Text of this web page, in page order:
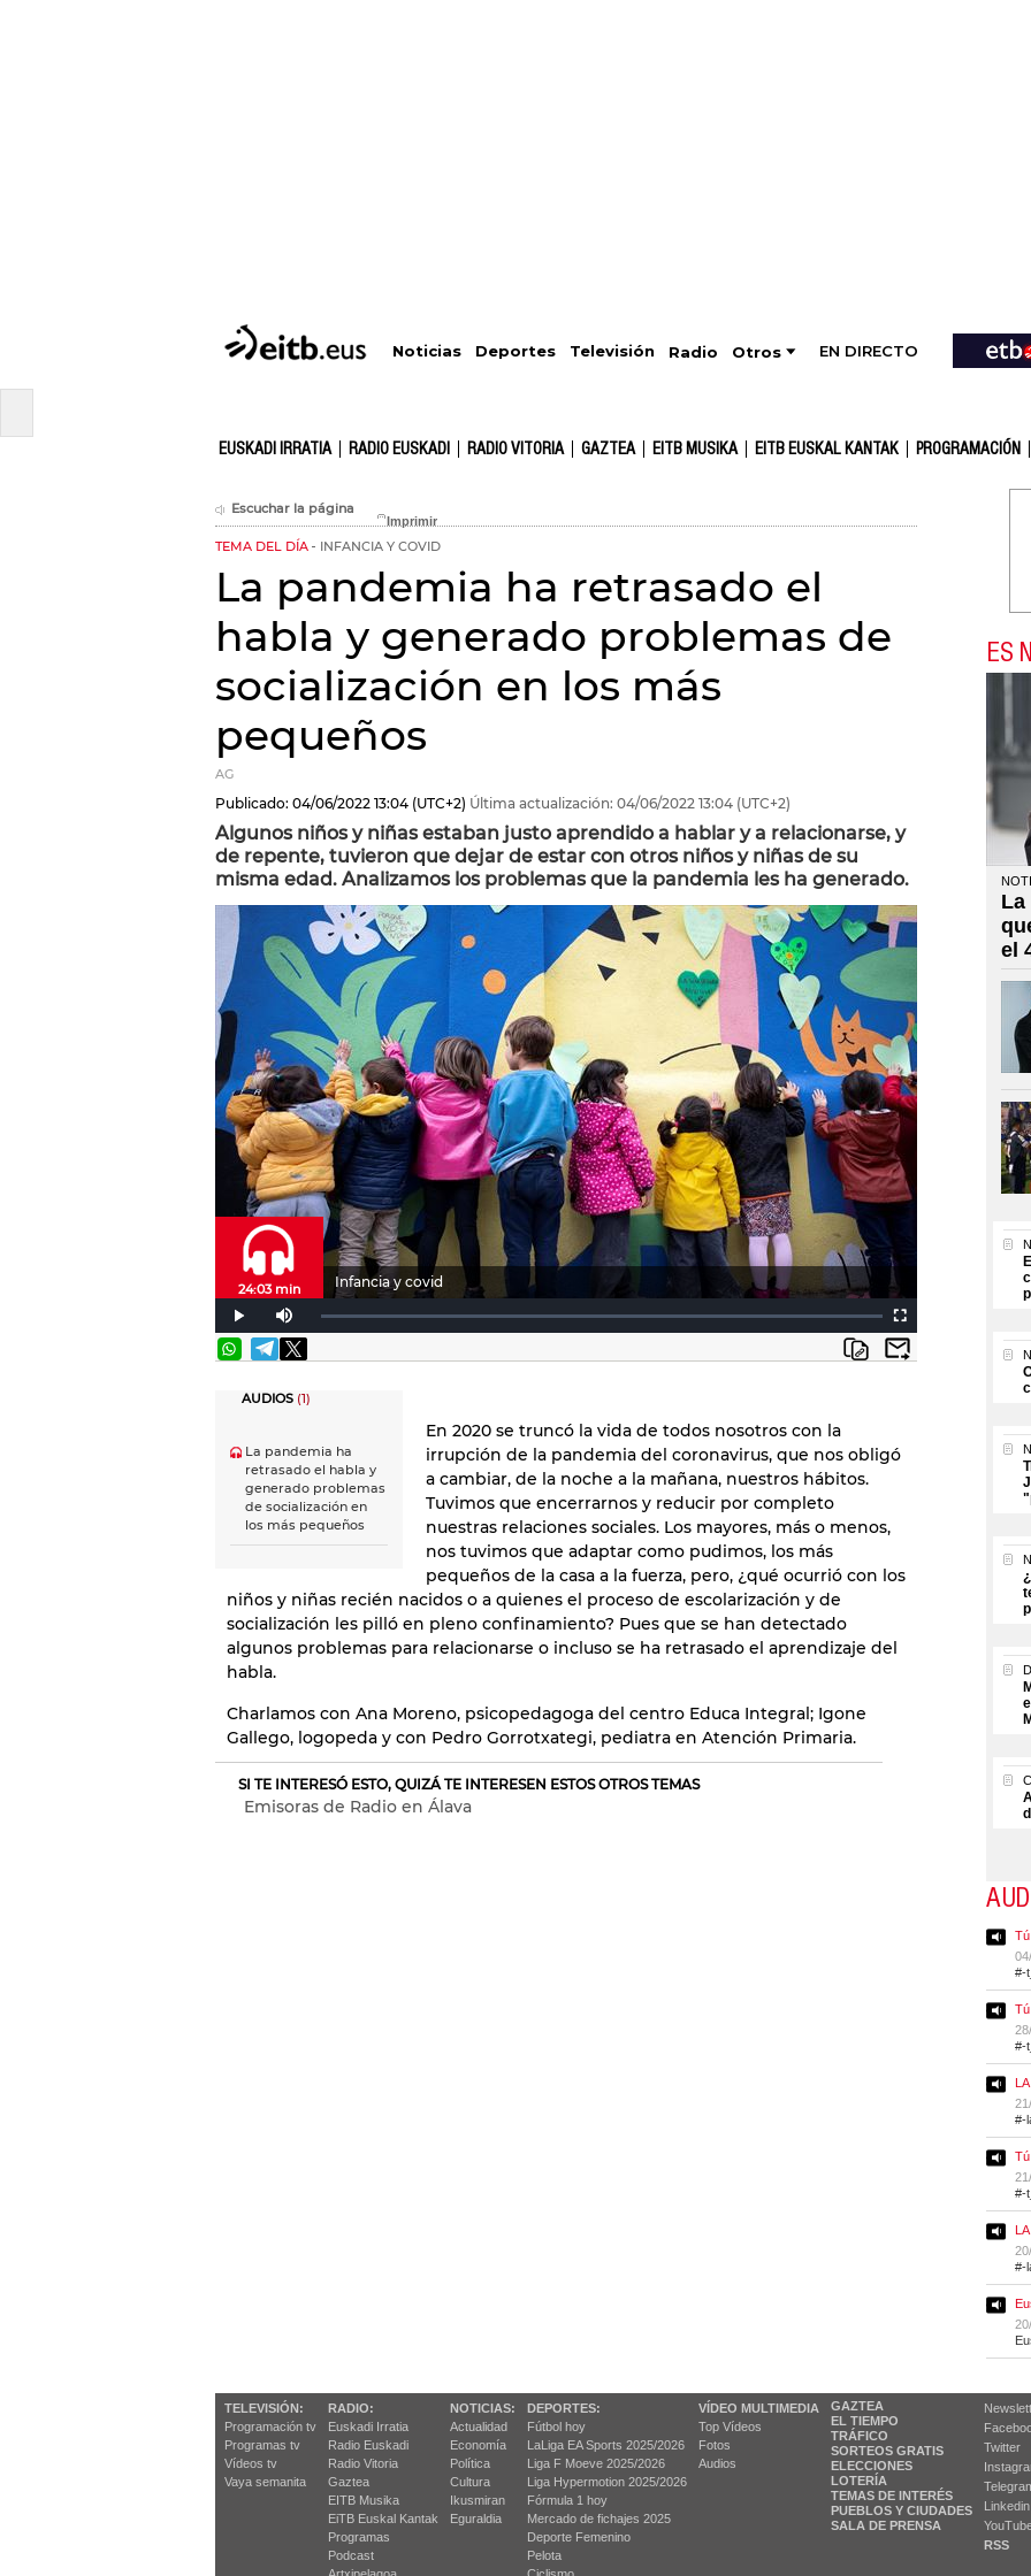
Noticias Deportes Televisión Radio Otros EN DIRECTO
EUSKADI IRRATIA RADIO EUSKADI RADIO VITORIA GAZTEA EITB MUSIKA EITB EUSKAL KANTAK PROGRAMACIÓN
Escuchar la página
TEMA DEL DÍA INFANCIA Y COVID
La pandemia ha retrasado el
habla y generado problemas de
socialización en los más
pequeños
AG
Publicado: 04/06/2022 13:04 (UTC+2) Última actualización: 04/06/2022 13:04 (UTC+2)
Algunos niños y niñas estaban justo aprendido a hablar y a relacionarse, y
de repente, tuvieron que dejar de estar con otros niños y niñas de su
misma edad. Analizamos los problemas que la pandemia les ha generado.
Infancia y covid
24:03 min
AUDIOS (1)
La pandemia ha
retrasado el habla y
generado problemas
de socialización en
los más pequeños
En 2020 se truncó la vida de todos nosotros con la
irrupción de la pandemia del coronavirus, que nos obligó
a cambiar, de la noche a la mañana, nuestros hábitos.
Tuvimos que encerrarnos y reducir por completo
nuestras relaciones sociales. Los mayores, más o menos,
nos tuvimos que adaptar como pudimos, los más
pequeños de la casa a la fuerza, pero, ¿qué ocurrió con los
niños y niñas recién nacidos o a quienes el proceso de escolarización y de
socialización les pilló en pleno confinamiento? Pues que se han detectado
algunos problemas para relacionarse o incluso se ha retrasado el aprendizaje del
habla.
Charlamos con Ana Moreno, psicopedagoga del centro Educa Integral; Igone
Gallego, logopeda y con Pedro Gorrotxategi, pediatra en Atención Primaria.
SI TE INTERESÓ ESTO, QUIZÁ TE INTERESEN ESTOS OTROS TEMAS
Emisoras de Radio en Álava
ES
La
el
#-
#-
#-
#-
#-
TELEVISIÓN:
Programación tv
Programas tv
Vídeos tv
Vaya semanita
RADIO:
Euskadi Irratia
Radio Euskadi
Radio Vitoria
Gaztea
EITB Musika
EiTB Euskal Kantak
Programas
Podcast
NOTICIAS:
Actualidad
Economía
Política
Cultura
Ikusmiran
Eguraldia
DEPORTES:
Fútbol hoy
LaLiga EA Sports 2025/2026
Liga F Moeve 2025/2026
Liga Hypermotion 2025/2026
Fórmula 1 hoy
Mercado de fichajes 2025
Deporte Femenino
Pelota
VÍDEO MULTIMEDIA
Top Vídeos
Fotos
Audios
GAZTEA
EL TIEMPO
TRÁFICO
SORTEOS GRATIS
ELECCIONES
LOTERÍA
TEMAS DE INTERÉS
PUEBLOS Y CIUDADES
SALA DE PRENSA
Twitter
Linkedin
RSS